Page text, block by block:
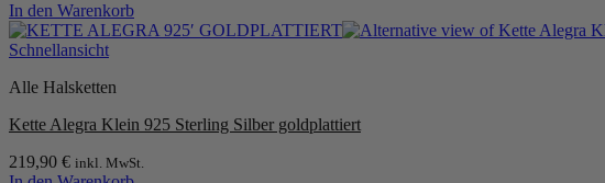
In den Warenkorb
Schnellansicht
Alle Halsketten
Kette Alegra Klein 925 Sterling Silber goldplattiert
219,90 € inkl. MwSt.